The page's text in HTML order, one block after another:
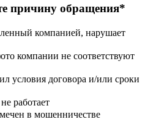
причину обращения*
компанией, нарушает
компании не соответствуют
условия договора и/или сроки
работает
в мошенничестве